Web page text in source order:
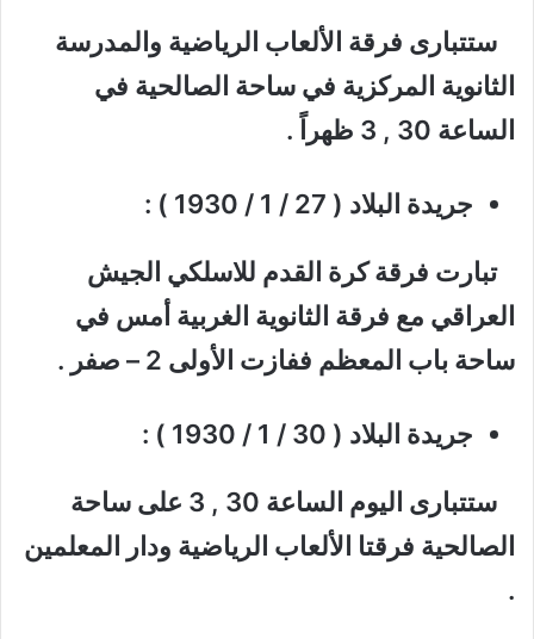
ستتبارى فرقة الألعاب الرياضية والمدرسة
الثانوية المركزية في ساحة الصالحية في
الساعة 30 , 3 ظهراً .
جريدة البلاد ( 27 / 1 / 1930 ) :
تبارت فرقة كرة القدم للاسلكي الجيش
العراقي مع فرقة الثانوية الغربية أمس في
ساحة باب المعظم ففازت الأولى 2 – صفر .
جريدة البلاد ( 30 / 1 / 1930 ) :
ستتبارى اليوم الساعة 30 , 3 على ساحة
الصالحية فرقتا الألعاب الرياضية ودار المعلمين
.